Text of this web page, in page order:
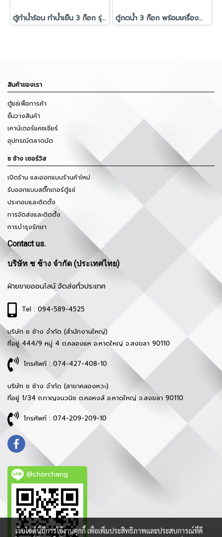
ตู้ทำน้ำร้อน ทำน้ำเย็น 3 ก็อก รุ่น รุ่น YL 1566B ตู้กดน้ำ 3 ก๊อก พร้อมเครื่องทำน้ำแข็ง FRESHER รุ่น BYCZ565
สินค้าของเรา
ตู้แช่เพื่อการค้า
ชั้นวางสินค้า
เคาน์เตอร์แคชเชียร์
อุปกรณ์ตลาดนัด
ช ช้าง เซอร์วิส
เปิดร้าน และออกแบบร้านค้าใหม่
รับออกแบบสติ๊กเกอร์ตู้แช่
ประกอบและติดตั้ง
การจัดส่งและติดตั้ง
การบำรุงรักษา
Contact us.
บริษัท ช ช้าง จำกัด (ประเทศไทย)
ฝ่ายขายออนไลน์ จัดส่งทั่วประเทศ
Tel : 094-589-4525
บริษัท ช ช้าง จำกัด (สำนักงานใหญ่)
ที่อยู่ 444/9 หมู่ 4 ต.คลองแห อ.หาดใหญ่ จ.สงขลา 90110
โทรศัพท์ : 074-427-408-10
บริษัท ช ช้าง จำกัด (สาขาคลองหวะ)
ที่อยู่ 1/34 ถ.กาญจนวนิช ต.คอหงส์ อ.หาดใหญ่ จ.สงขลา 90110
โทรศัพท์ : 074-209-209-10
@chorchang
เว็บไซต์นี้มีการใช้งานคุกกี้ เพื่อเพิ่มประสิทธิภาพและประสบการณ์ที่ดี